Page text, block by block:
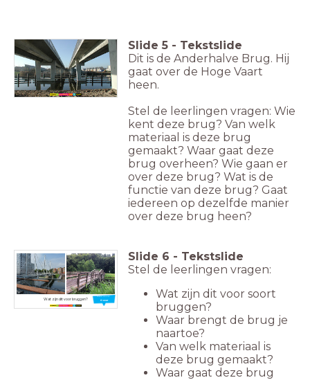
Slide 5 - Tekstslide
Dit is de Anderhalve Brug. Hij
gaat over de Hoge Vaart
heen.
Stel de leerlingen vragen: Wie
kent deze brug? Van welk
materiaal is deze brug
gemaakt? Waar gaat deze
brug overheen? Wie gaan er
over deze brug? Wat is de
functie van deze brug? Gaat
iedereen op dezelfde manier
over deze brug heen?
Nieuw woord:
Oever
Wat zijn dit voor bruggen?
Slide 6 - Tekstslide
Stel de leerlingen vragen:
Wat zijn dit voor soort
bruggen?
Waar brengt de brug je
naartoe?
Van welk materiaal is
deze brug gemaakt?
Waar gaat deze brug